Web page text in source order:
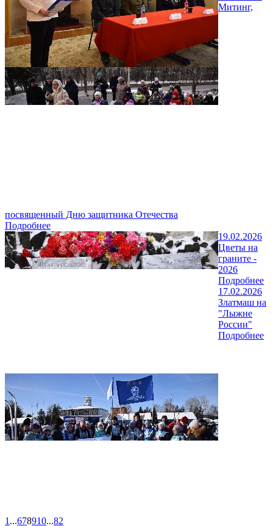
Митинг,
посвященный Дню защитника Отечества
Подробнее
19.02.2026
Цветы на
граните -
2026
Подробнее
17.02.2026
Златмаш на
"Лыжне
России"
Подробнее
1 ...678910...82